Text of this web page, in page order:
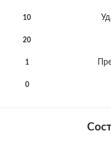
10
20
1
0